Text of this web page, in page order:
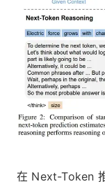
在 Next-Token